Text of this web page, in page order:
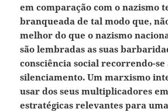
em comparação com o nazismo
branqueada de tal modo que,
melhor do que o nazismo
são lembradas as suas
consciência social recorrendo-se
silenciamento. Um marxismo
usar dos seus multiplicadores
estratégicas relevantes para